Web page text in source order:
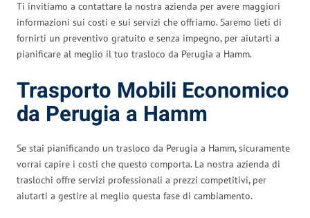
Ti invitiamo a contattare la nostra azienda per avere maggiori
informazioni sui costi e sui servizi che offriamo. Saremo lieti di
fornirti un preventivo gratuito e senza impegno, per aiutarti a
pianificare al meglio il tuo trasloco da Perugia a Hamm.
Trasporto Mobili Economico
da Perugia a Hamm
Se stai pianificando un trasloco da Perugia a Hamm, sicuramente
vorrai capire i costi che questo comporta. La nostra azienda di
traslochi offre servizi professionali a prezzi competitivi, per
aiutarti a gestire al meglio questa fase di cambiamento.